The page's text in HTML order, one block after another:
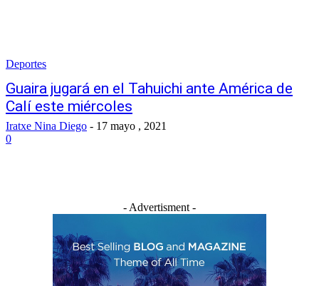
Deportes
Guaira jugará en el Tahuichi ante América de
Calí este miércoles
Iratxe Nina Diego - 17 mayo , 2021
0
- Advertisment -